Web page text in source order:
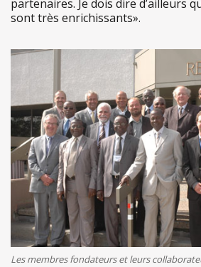
partenaires. Je dois dire d’ailleurs
sont très enrichissants».
Les membres fondateurs et leurs